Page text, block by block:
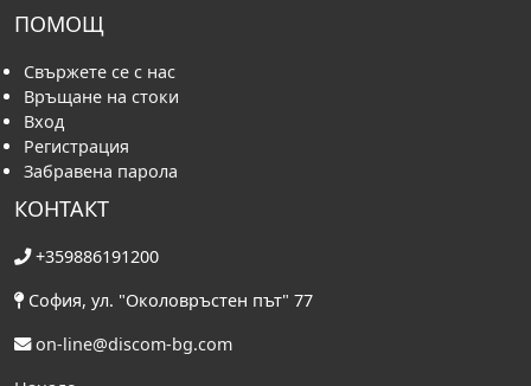
ПОМОЩ
Свържете се с нас
Връщане на стоки
Вход
Регистрация
Забравена парола
КОНТАКТ
+359886191200
София, ул. "Околовръстен път" 77
on-line@discom-bg.com